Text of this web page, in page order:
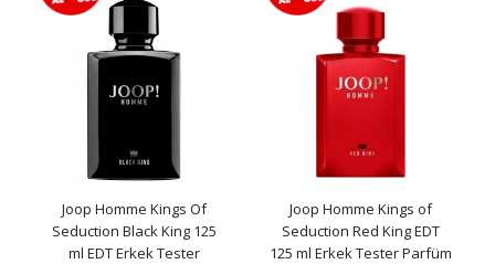
Joop Homme Kings Of
Seduction Black King 125
ml EDT Erkek Tester
Joop Homme Kings of
Seduction Red King EDT
125 ml Erkek Tester Parfüm